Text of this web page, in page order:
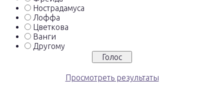
Нострадамуса
Лоффа
Цветкова
Ванги
Другому
Просмотреть результаты